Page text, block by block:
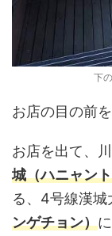
下
お店の目の前
お店を出て、
城（ハニャン
る、4号線漢城
ンゲチョン）